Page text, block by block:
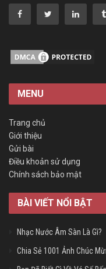
MENU
Trang chủ
Giới thiệu
Gửi bài
Điều khoản sử dụng
Chính sách bảo mật
BÀI VIẾT NỔI BẬT
Nhạc Nước Âm Sàn Là Gì?
Chia Sẻ 1001 Ảnh Chúc